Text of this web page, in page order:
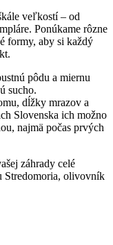
veľkostí – od
Ponúkame rôzne
formy, aby si každý
pôdu a miernu
sucho.
dĺžky mrazov a
Slovenska ich možno
najmä počas prvých
záhrady celé
Stredomoria, olivovník